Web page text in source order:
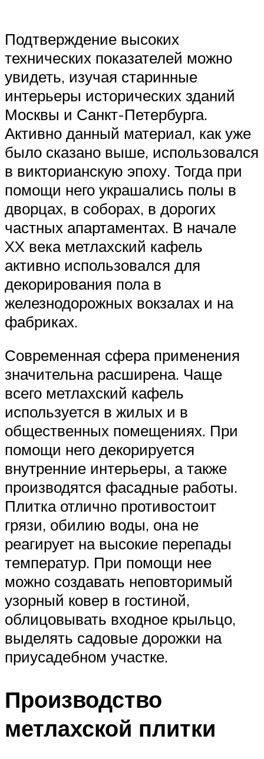
Подтверждение высоких
технических показателей можно
увидеть, изучая старинные
интерьеры исторических зданий
Москвы и Санкт-Петербурга.
Активно данный материал, как уже
было сказано выше, использовался
в викторианскую эпоху. Тогда при
помощи него украшались полы в
дворцах, в соборах, в дорогих
частных апартаментах. В начале
XX века метлахский кафель
активно использовался для
декорирования пола в
железнодорожных вокзалах и на
фабриках.
Современная сфера применения
значительна расширена. Чаще
всего метлахский кафель
используется в жилых и в
общественных помещениях. При
помощи него декорируется
внутренние интерьеры, а также
производятся фасадные работы.
Плитка отлично противостоит
грязи, обилию воды, она не
реагирует на высокие перепады
температур. При помощи нее
можно создавать неповторимый
узорный ковер в гостиной,
облицовывать входное крыльцо,
выделять садовые дорожки на
приусадебном участке.
Производство
метлахской плитки